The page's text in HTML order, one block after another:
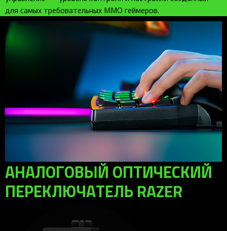
для самых требовательных MMO геймеров.
АНАЛОГОВЫЙ ОПТИЧЕСКИЙ
ПЕРЕКЛЮЧАТЕЛЬ RAZER